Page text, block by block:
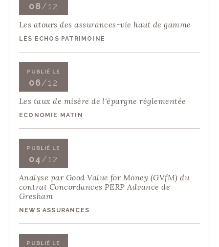
08/12
Les atours des assurances-vie haut de gamme
LES ECHOS PATRIMOINE
PUBLIÉ LE
06/12
Les taux de misère de l'épargne réglementée
ECONOMIE MATIN
PUBLIÉ LE
04/12
Analyse par Good Value for Money (GVfM) du
contrat Concordances PERP Advance de
Gresham
NEWS ASSURANCES
PUBLIÉ LE